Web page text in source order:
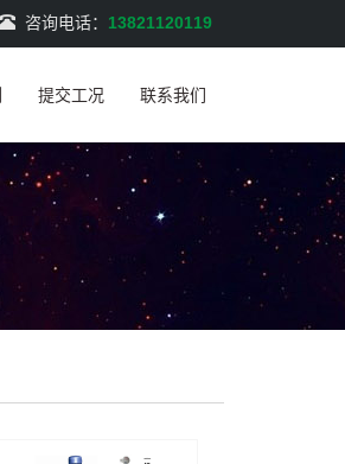
咨询电话： 13821120119
提交工况 联系我们